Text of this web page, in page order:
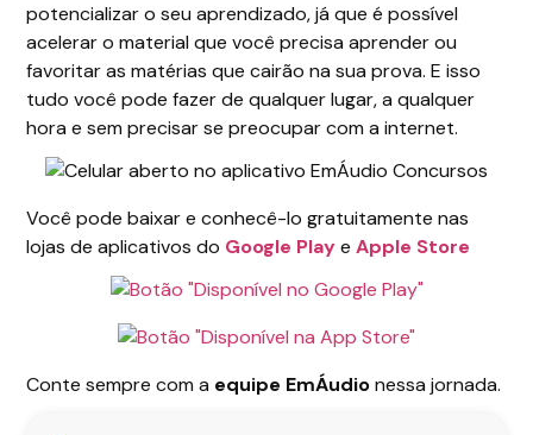
potencializar o seu aprendizado, já que é possível
acelerar o material que você precisa aprender ou
favoritar as matérias que cairão na sua prova. E isso
tudo você pode fazer de qualquer lugar, a qualquer
hora e sem precisar se preocupar com a internet.
Você pode baixar e conhecê-lo gratuitamente nas
lojas de aplicativos do Google PlayeApple Store
Conte sempre com a equipe EmÁudionessa jornada.